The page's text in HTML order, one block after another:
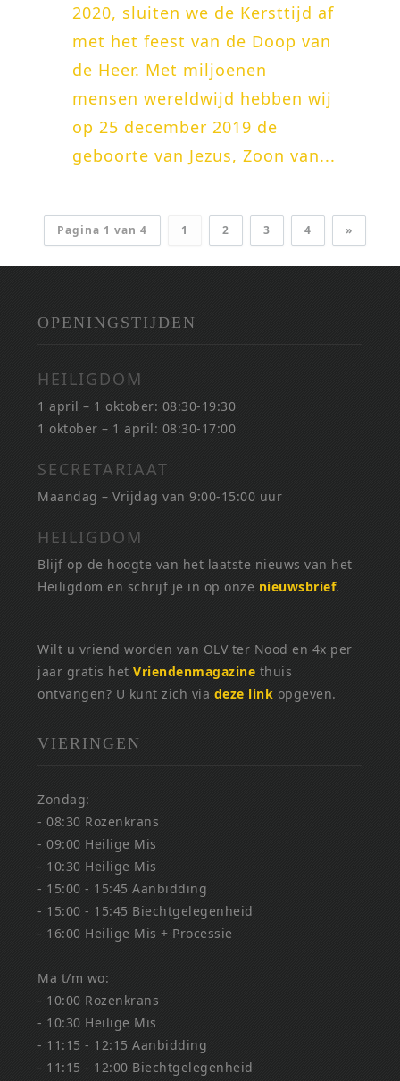
2020, sluiten we de Kersttijd af
met het feest van de Doop van
de Heer. Met miljoenen
mensen wereldwijd hebben wij
op 25 december 2019 de
geboorte van Jezus, Zoon van...
Pagina 1 van 4 1 2 3 4 »
OPENINGSTIJDEN
HEILIGDOM
1 april – 1 oktober: 08:30-19:30
1 oktober – 1 april: 08:30-17:00
SECRETARIAAT
Maandag – Vrijdag van 9:00-15:00 uur
HEILIGDOM
Blijf op de hoogte van het laatste nieuws van het
Heiligdom en schrijf je in op onze nieuwsbrief.
Wilt u vriend worden van OLV ter Nood en 4x per
jaar gratis hetVriendenmagazine thuis
ontvangen? U kunt zich via deze link opgeven.
VIERINGEN
Zondag:
- 08:30 Rozenkrans
- 09:00 Heilige Mis
- 10:30 Heilige Mis
- 15:00 - 15:45 Aanbidding
- 15:00 - 15:45 Biechtgelegenheid
- 16:00 Heilige Mis + Processie
Ma t/m wo:
- 10:00 Rozenkrans
- 10:30 Heilige Mis
- 11:15 - 12:15 Aanbidding
- 11:15 - 12:00 Biechtgelegenheid